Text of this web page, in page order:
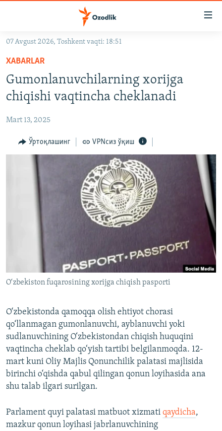
Асосий
навигацияга
ўтинг
Қидиришга
OZODVIDEO
OZODARXIV
На русском
ИЖТИМОИЙ ТАРМОҚЛАР
Озодлик бошқа тилларда
07 Avgust 2026, Toshkent vaqti: 18:51
XABARLAR
Gumonlanuvchilarning xorijga
chiqishi vaqtincha cheklanadi
Mart 13, 2025
Ўртоқлашинг VPNсиз ўқиш
O‘zbekiston fuqarosining xorijga chiqish pasporti
O‘zbekistonda qamoqqa olish ehtiyot chorasi
qo‘llanmagan gumonlanuvchi, ayblanuvchi yoki
sudlanuvchining O‘zbekistondan chiqish huquqini
vaqtincha cheklab qo‘yish tartibi belgilanmoqda. 12-
mart kuni Oliy Majlis Qonunchilik palatasi majlisida
birinchi o‘qishda qabul qilingan qonun loyihasida ana
shu talab ilgari surilgan.
Parlament quyi palatasi matbuot xizmati qaydicha,
mazkur qonun loyihasi jabrlanuvchining